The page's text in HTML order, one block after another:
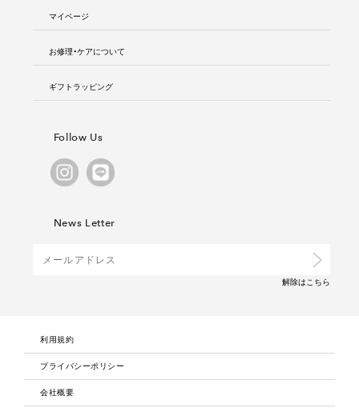
マイページ
お修理・ケアについて
ギフトラッピング
Follow Us
News Letter
解除は こちら
利用規約
プライバシーポリシー
会社概要